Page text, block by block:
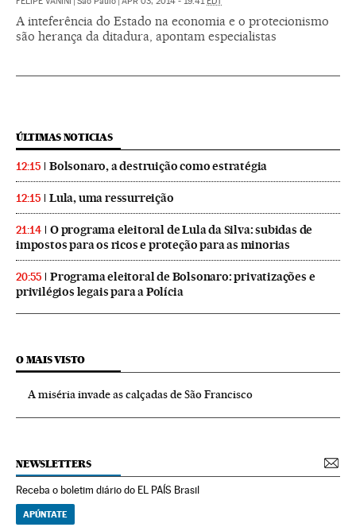
A inteferência do Estado na economia e o protecionismo
são herança da ditadura, apontam especialistas
ÚLTIMAS NOTICIAS
12:15 Bolsonaro, a destruição como estratégia
12:15 Lula, uma ressurreição
21:14
O programa eleitoral de Lula da Silva: subidas de
impostos para os ricos e proteção para as minorias
20:55
Programa eleitoral de Bolsonaro: privatizações e
privilégios legais para a Polícia
O MAIS VISTO
A miséria invade as calçadas de São Francisco
NEWSLETTERS
Receba o boletim diário do EL PAÍS Brasil
APÚNTATE